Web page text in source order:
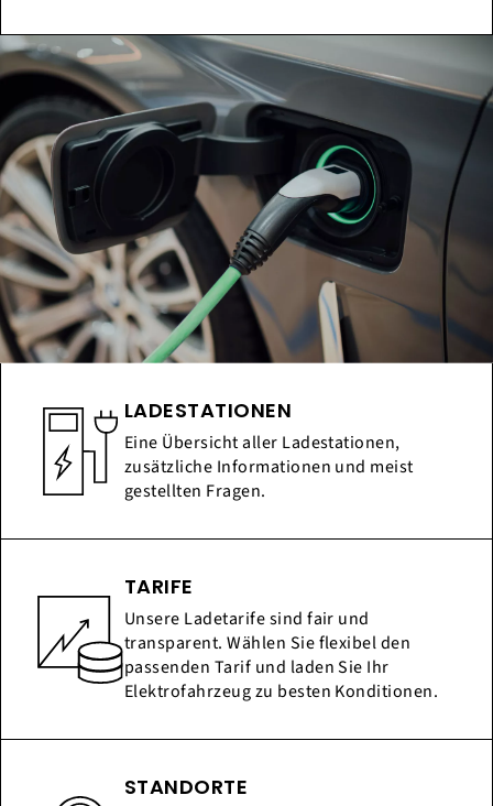
LADESTATIONEN
Eine Übersicht aller Ladestationen,
zusätzliche Informationen und meist
gestellten Fragen.
TARIFE
Unsere Ladetarife sind fair und
transparent. Wählen Sie flexibel den
passenden Tarif und laden Sie Ihr
Elektrofahrzeug zu besten Konditionen.
STANDORTE